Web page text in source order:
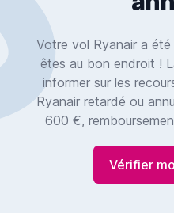
Votre vol Ryanair a
êtes au bon endroit !
informer sur les
Ryanair retardé ou
600 €,
Vérifier